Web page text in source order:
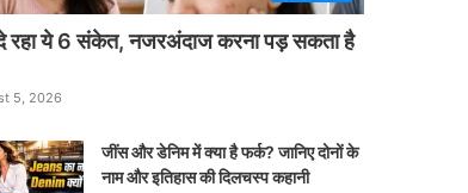
रहा ये 6 संकेत, नजरअंदाज करना पड़ सकता है
5, 2026
जींस और डेनिम में क्या है फर्क? जानिए दोनों के
नाम और इतिहास की दिलचस्प कहानी